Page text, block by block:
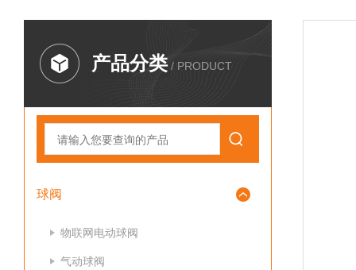
产品分类 / PRODUCT
球阀
物联网电动球阀
气动球阀